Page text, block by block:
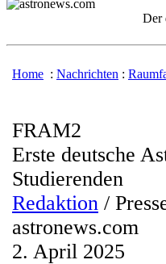
Der
Home : Nachrichten :
FRAM2
Erste deutsche
Studierenden
Redaktion /
astronews.com
2. April 2025